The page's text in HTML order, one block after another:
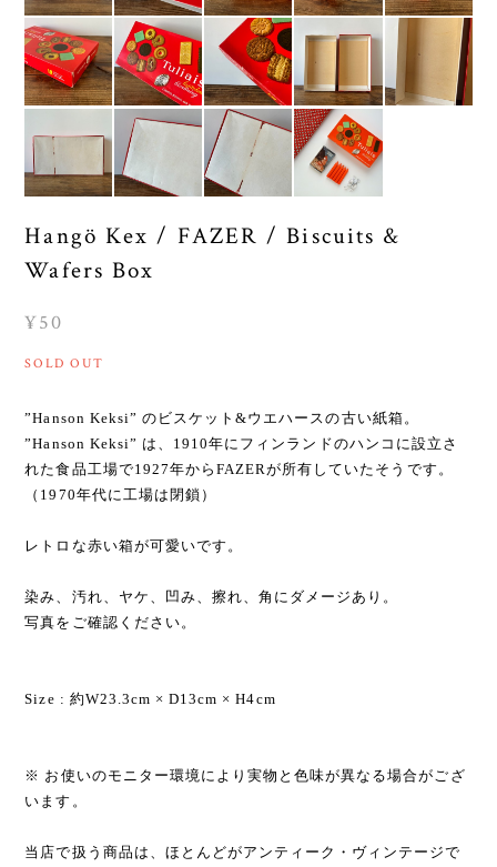
Hangö Kex / FAZER / Biscuits &
Wafers Box
¥50
SOLD OUT
”Hanson Keksi” のビスケット&ウエハースの古い紙箱。
”Hanson Keksi” は、1910年にフィンランドのハンコに設立さ
れた食品工場で1927年からFAZERが所有していたそうです。
（1970年代に工場は閉鎖）
レトロな赤い箱が可愛いです。
染み、汚れ、ヤケ、凹み、擦れ、角にダメージあり。
写真をご確認ください。
Size : 約W23.3cm × D13cm × H4cm
※ お使いのモニター環境により実物と色味が異なる場合がござ
います。
当店で扱う商品は、ほとんどがアンティーク・ヴィンテージで